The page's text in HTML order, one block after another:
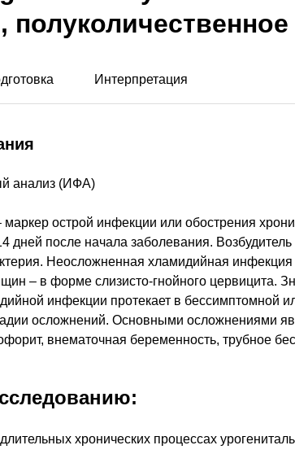
Интерпретация
анализ (ИФА)
острой инфекции или обострения
дней после начала заболевания.
Неосложненная хламидийная
– в форме слизисто-гнойного цервицита.
инфекции протекает в бессимптомной
осложнений. Основными осложнениями
внематочная беременность, трубное
хронических процессах